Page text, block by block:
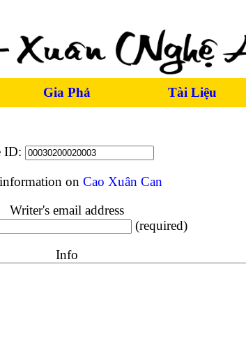
Gia Phả Tài Liệu
ID:
on Cao Xuân Can
Writer's email address
(required)
Info